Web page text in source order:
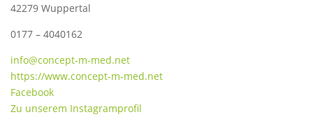
42279 Wuppertal
0177 – 4040162
info@concept-m-med.net
https://www.concept-m-med.net
Facebook
Zu unserem Instagramprofil